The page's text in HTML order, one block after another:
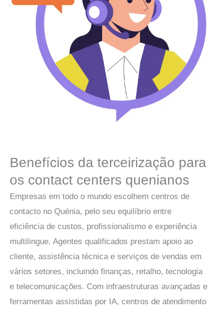
Benefícios da terceirização para
os contact centers quenianos
Empresas em todo o mundo escolhem centros de
contacto no Quénia, pelo seu equilíbrio entre
eficiência de custos, profissionalismo e experiência
multilingue. Agentes qualificados prestam apoio ao
cliente, assistência técnica e serviços de vendas em
vários setores, incluindo finanças, retalho, tecnologia
e telecomunicações. Com infraestruturas avançadas e
ferramentas assistidas por IA, centros de atendimento